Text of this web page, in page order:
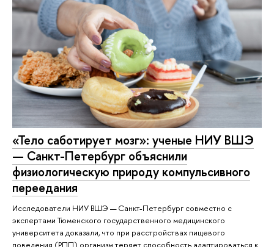
«Тело саботирует мозг»: ученые НИУ ВШЭ
— Санкт-Петербург объяснили
физиологическую природу компульсивного
переедания
Исследователи НИУ ВШЭ — Санкт-Петербург совместно с
экспертами Тюменского государственного медицинского
университета доказали, что при расстройствах пищевого
поведения (РПП) организм теряет способность адаптироваться к